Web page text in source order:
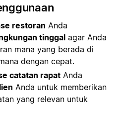
restoran Anda
tinggal agar Anda
mana yang berada di
dengan cepat.
catatan rapat Anda
Anda untuk memberikan
yang relevan untuk